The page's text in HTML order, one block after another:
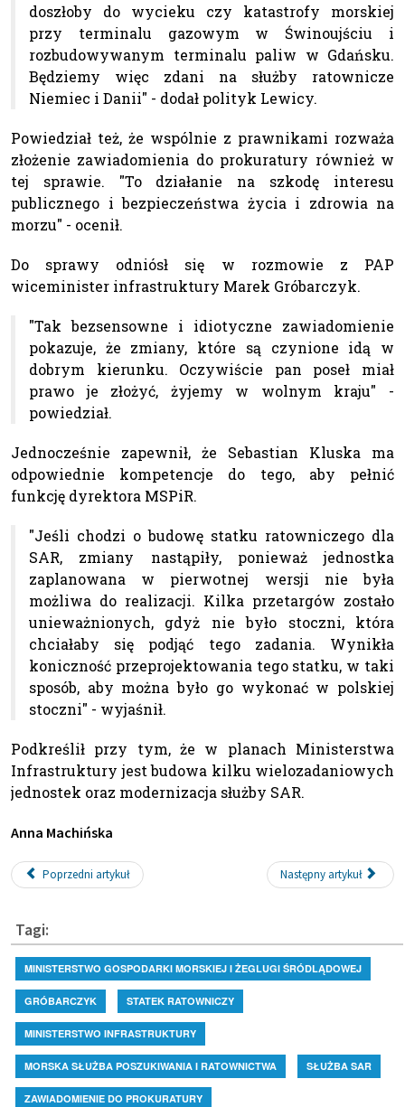
doszłoby do wycieku czy katastrofy morskiej
przy terminalu gazowym w Świnoujściu i
rozbudowywanym terminalu paliw w Gdańsku.
Będziemy więc zdani na służby ratownicze
Niemiec i Danii" - dodał polityk Lewicy.
Powiedział też, że wspólnie z prawnikami rozważa
złożenie zawiadomienia do prokuratury również w
tej sprawie. "To działanie na szkodę interesu
publicznego i bezpieczeństwa życia i zdrowia na
morzu" - ocenił.
Do sprawy odniósł się w rozmowie z PAP
wiceminister infrastruktury Marek Gróbarczyk.
"Tak bezsensowne i idiotyczne zawiadomienie
pokazuje, że zmiany, które są czynione idą w
dobrym kierunku. Oczywiście pan poseł miał
prawo je złożyć, żyjemy w wolnym kraju" -
powiedział.
Jednocześnie zapewnił, że Sebastian Kluska ma
odpowiednie kompetencje do tego, aby pełnić
funkcję dyrektora MSPiR.
"Jeśli chodzi o budowę statku ratowniczego dla
SAR, zmiany nastąpiły, ponieważ jednostka
zaplanowana w pierwotnej wersji nie była
możliwa do realizacji. Kilka przetargów zostało
unieważnionych, gdyż nie było stoczni, która
chciałaby się podjąć tego zadania. Wynikła
koniczność przeprojektowania tego statku, w taki
sposób, aby można było go wykonać w polskiej
stoczni" - wyjaśnił.
Podkreślił przy tym, że w planach Ministerstwa
Infrastruktury jest budowa kilku wielozadaniowych
jednostek oraz modernizacja służby SAR.
Anna Machińska
Poprzedni artykuł Następny artykuł
Tagi:
MINISTERSTWO GOSPODARKI MORSKIEJ I ŻEGLUGI ŚRÓDLĄDOWEJ
GRÓBARCZYK STATEK RATOWNICZY
MINISTERSTWO INFRASTRUKTURY
MORSKA SŁUŻBA POSZUKIWANIA I RATOWNICTWA SŁUŻBA SAR
ZAWIADOMIENIE DO PROKURATURY